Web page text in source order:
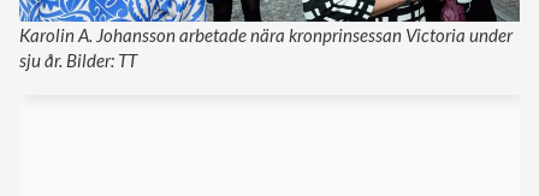
Karolin A. Johansson arbetade nära kronprinsessan Victoria under
sju år. Bilder: TT